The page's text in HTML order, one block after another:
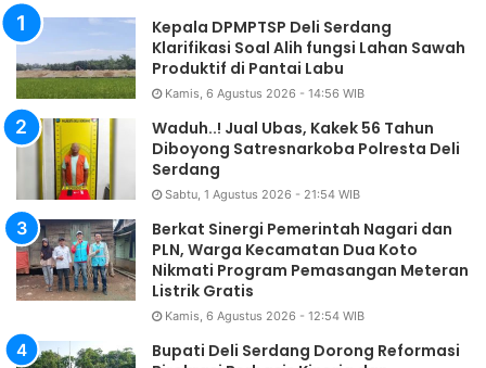
Kepala DPMPTSP Deli Serdang
Klarifikasi Soal Alih fungsi Lahan Sawah
Produktif di Pantai Labu
Kamis, 6 Agustus 2026 - 14:56 WIB
Waduh..! Jual Ubas, Kakek 56 Tahun
Diboyong Satresnarkoba Polresta Deli
Serdang
Sabtu, 1 Agustus 2026 - 21:54 WIB
Berkat Sinergi Pemerintah Nagari dan
PLN, Warga Kecamatan Dua Koto
Nikmati Program Pemasangan Meteran
Listrik Gratis
Kamis, 6 Agustus 2026 - 12:54 WIB
Bupati Deli Serdang Dorong Reformasi